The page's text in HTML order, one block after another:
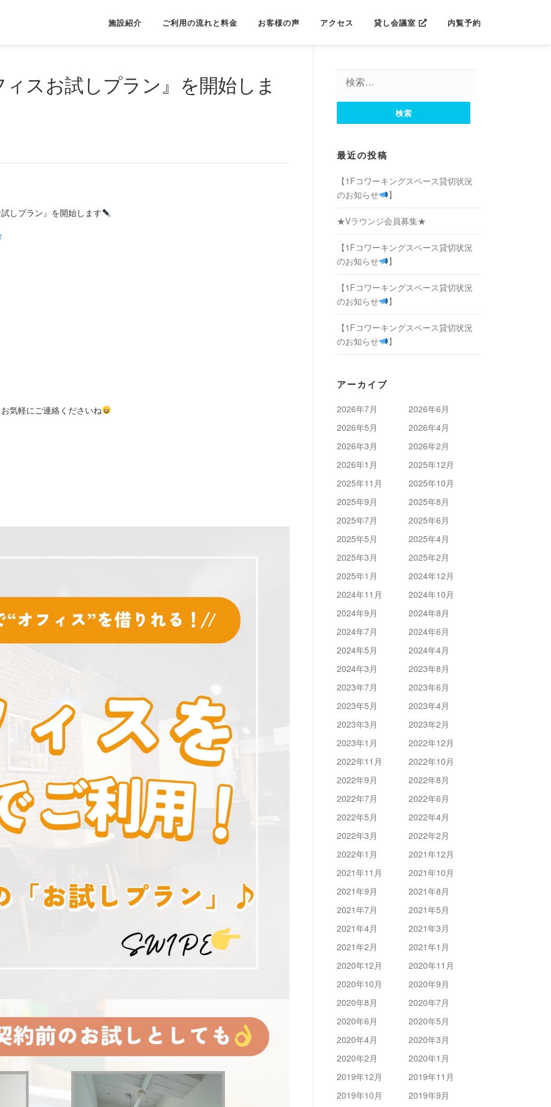
施設紹介 ご利用の流れと料金 お客様の声 アクセス 貸し会議室 内覧予約
スお試しプラン』を開始しま
しプラン』を開始します
気軽にご連絡くださいね
最近の投稿
【1Fコワーキングスペース貸切状況
のお知らせ
】
★Vラウンジ会員募集★
【1Fコワーキングスペース貸切状況
のお知らせ
】
【1Fコワーキングスペース貸切状況
のお知らせ
】
【1Fコワーキングスペース貸切状況
のお知らせ
】
アーカイブ
2026年7月
2026年6月
2026年5月
2026年4月
2026年3月
2026年2月
2026年1月
2025年12月
2025年11月
2025年10月
2025年9月
2025年8月
2025年7月
2025年6月
2025年5月
2025年4月
2025年3月
2025年2月
2025年1月
2024年12月
2024年11月
2024年10月
2024年9月
2024年8月
2024年7月
2024年6月
2024年5月
2024年4月
2024年3月
2023年8月
2023年7月
2023年6月
2023年5月
2023年4月
2023年3月
2023年2月
2023年1月
2022年12月
2022年11月
2022年10月
2022年9月
2022年8月
2022年7月
2022年6月
2022年5月
2022年4月
2022年3月
2022年2月
2022年1月
2021年12月
2021年11月
2021年10月
2021年9月
2021年8月
2021年7月
2021年5月
2021年4月
2021年3月
2021年2月
2021年1月
2020年12月
2020年11月
2020年10月
2020年9月
2020年8月
2020年7月
2020年6月
2020年5月
2020年4月
2020年3月
2020年2月
2020年1月
2019年12月
2019年11月
2019年10月
2019年9月